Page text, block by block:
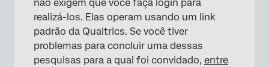
não exigem que você faça login para
realizá-los. Elas operam usando um link
padrão da Qualtrics. Se você tiver
problemas para concluir uma dessas
pesquisas para a qual foi convidado, entre